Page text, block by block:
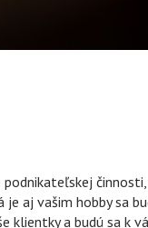
aj vašim hobby sa
klientky a budú sa k